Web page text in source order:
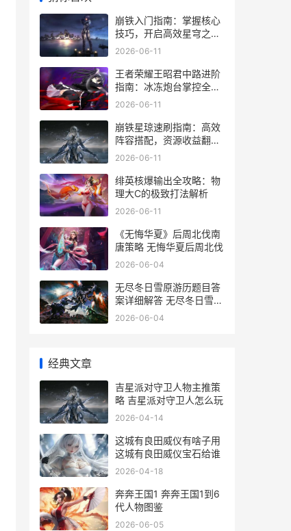
崩铁入门指南：掌握核心
技巧，开启高效星穹之
旅！
2026-06-11
王者荣耀王昭君中路进阶
指南：冰冻炮台掌控全
场！
2026-06-11
崩铁星琼速刷指南：高效
阵容搭配，资源收益翻
倍！
2026-06-11
绯英核爆输出全攻略：物
理大C的极致打法解析
2026-06-11
《无悔华夏》后周北伐南
唐策略 无悔华夏后周北伐
2026-06-04
无尽冬日雪原游历题目答
案详细解答 无尽冬日雪原
游历答案
2026-06-04
经典文章
吉星派对守卫人物主推策
略 吉星派对守卫人怎么玩
2026-04-14
这城有良田威仪有啥子用
这城有良田威仪宝石给谁
2026-04-18
奔奔王国1 奔奔王国1到6
代人物图鉴
2026-06-05